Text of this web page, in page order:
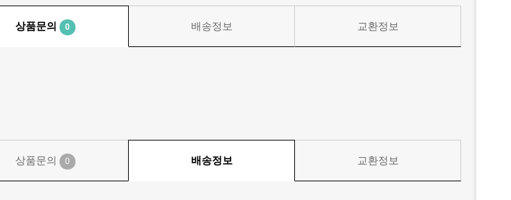
상품문의 0 배송정보 교환정보
상품문의 0 배송정보 교환정보